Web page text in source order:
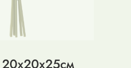
20x20x25см